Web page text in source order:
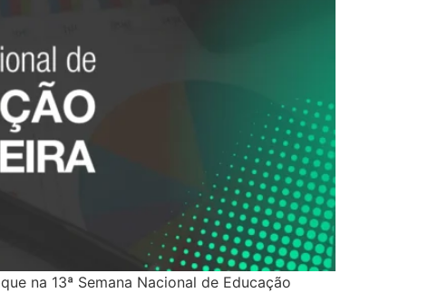
na 13ª Semana Nacional de Educação